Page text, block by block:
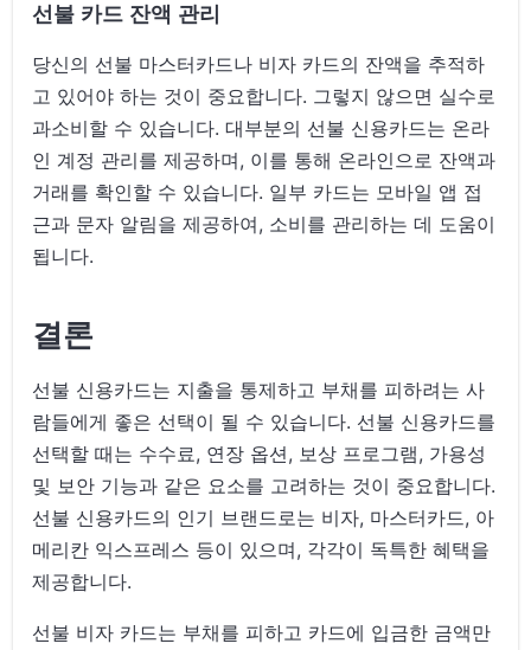
선불 카드 잔액 관리
당신의 선불 마스터카드나 비자 카드의 잔액을 추적하
고 있어야 하는 것이 중요합니다. 그렇지 않으면 실수로
과소비할 수 있습니다. 대부분의 선불 신용카드는 온라
인 계정 관리를 제공하며, 이를 통해 온라인으로 잔액과
거래를 확인할 수 있습니다. 일부 카드는 모바일 앱 접
근과 문자 알림을 제공하여, 소비를 관리하는 데 도움이
됩니다.
결론
선불 신용카드는 지출을 통제하고 부채를 피하려는 사
람들에게 좋은 선택이 될 수 있습니다. 선불 신용카드를
선택할 때는 수수료, 연장 옵션, 보상 프로그램, 가용성
및 보안 기능과 같은 요소를 고려하는 것이 중요합니다.
선불 신용카드의 인기 브랜드로는 비자, 마스터카드, 아
메리칸 익스프레스 등이 있으며, 각각이 독특한 혜택을
제공합니다.
선불 비자 카드는 부채를 피하고 카드에 입금한 금액만